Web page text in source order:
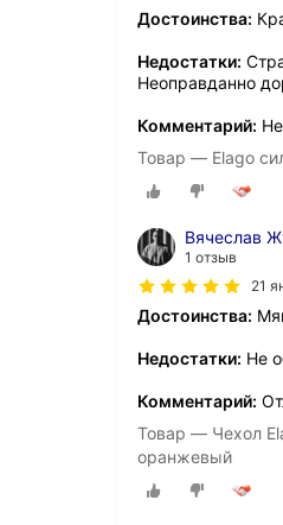
Достоинства:
Недостатки:
Неоправданно
Комментарий:
Товар — Elago
Вячеслав
1 отзыв
21
Достоинства:
Недостатки: Не
Комментарий:
Товар — Чехол
оранжевый